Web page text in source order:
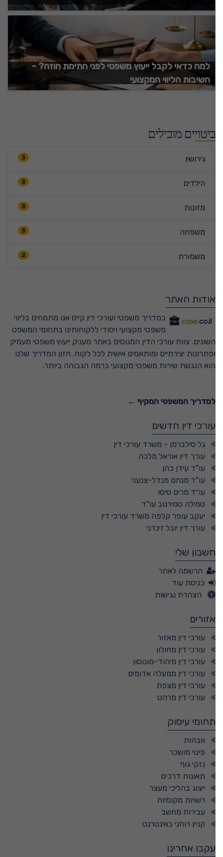
למה כדאי לקבל ייעוץ משפטי לפני חתימת חוזה? –
חשיבות הליווי המקצועי
ביטויים מובילים
גירושין
הילדים
מזונות
משפחה
משמורת
אודות האתר
במדריך משפטי ועורכי דין קייס אנו מתמחים בליווי
משפטי מקצועי ויסודי ללקוחותינו בתחומי המשפט
השונים. צוות עורכי הדין המנוסים באתר מעניק ייעוץ משפטי מעמיק
ופתרונות יצירתיים ומותאמים אישית לכל לקוח. חזון המדריך שלנו
הוא הנגשת שירות משפטי מקצועי ברמה הגבוהה ביותר.
למדריך המשפטי המקיף ←
עורכי דין חדשים
גל סילברמן - משרד עורכי דין
עורך דין אוראל מלכה
עו"ד עידן כהן
עו"ד מנחם מנדל-צנעני
עו״ד מרים סיסו
טמילה סמירנוב עו"ד
יעקב עופר קלפה משרד עורכי דין
עורך דין יובל זינדני
חשבון שלי
הרשמה לאתר
כניסת עוד
הצהרת נגישות
אזורים
עורכי דין מאזור
עורכי דין מחולון
עורכי דין מיהוד-מונוסון
עורכי דין ממעלה אדומים
עורכי דין מצפת
עורכי דין מרהט
תחומי עיסוק
אבהות
פינוי מושכר
נזקי גוף
תאונות דרכים
ייצוג בהליכי מעצר
רשויות מקומיות
עבירות מחשב
קניין רוחני באינטרנט
עקבו אחרינו